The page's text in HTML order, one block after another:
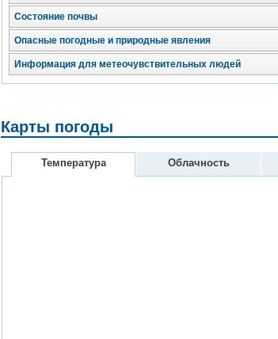
Состояние почвы
Опасные погодные и природные явления
Информация для метеочувствительных людей
Карты погоды
Температура Облачность